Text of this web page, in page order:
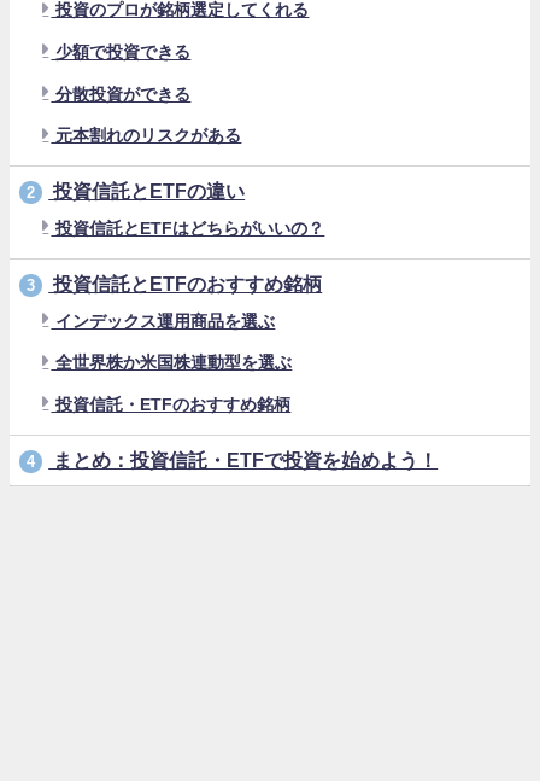
投資のプロが銘柄選定してくれる
少額で投資できる
分散投資ができる
元本割れのリスクがある
2 投資信託とETFの違い
投資信託とETFはどちらがいいの？
3 投資信託とETFのおすすめ銘柄
インデックス運用商品を選ぶ
全世界株か米国株連動型を選ぶ
投資信託・ETFのおすすめ銘柄
4 まとめ：投資信託・ETFで投資を始めよう！